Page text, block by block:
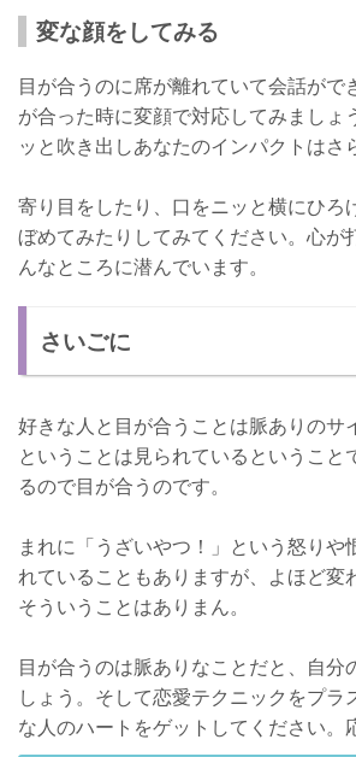
変な顔をしてみる
目が合うのに席が離れていて会話がで
が合った時に変顔で対応してみましょ
ッと吹き出しあなたのインパクトはさ
寄り目をしたり、口をニッと横にひろ
ぼめてみたりしてみてください。心が
んなところに潜んでいます。
さいごに
好きな人と目が合うことは脈ありのサ
ということは見られているということ
るので目が合うのです。
まれに「うざいやつ！」という怒りや
れていることもありますが、よほど変
そういうことはありまん。
目が合うのは脈ありなことだと、自分
しょう。そして恋愛テクニックをプラ
な人のハートをゲットしてください。